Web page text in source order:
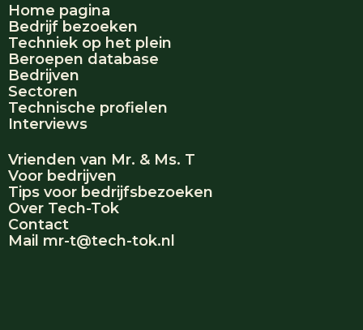
Home pagina
Bedrijf bezoeken
Techniek op het plein
Beroepen database
Bedrijven
Sectoren
Technische profielen
Interviews
Vrienden van Mr. & Ms. T
Voor bedrijven
Tips voor bedrijfsbezoeken
Over Tech-Tok
Contact
Mail mr-t@tech-tok.nl